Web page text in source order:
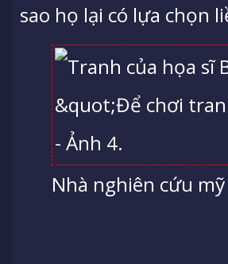
sao họ lại có lựa chọn
Nhà nghiên cứu